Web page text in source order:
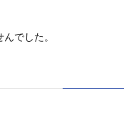
に
情
て
お
でした。